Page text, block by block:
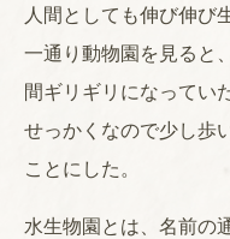
人間としても伸び伸び
一通り動物園を見ると
間ギリギリになってい
せっかくなので少し歩
ことにした。
水生物園とは、名前の